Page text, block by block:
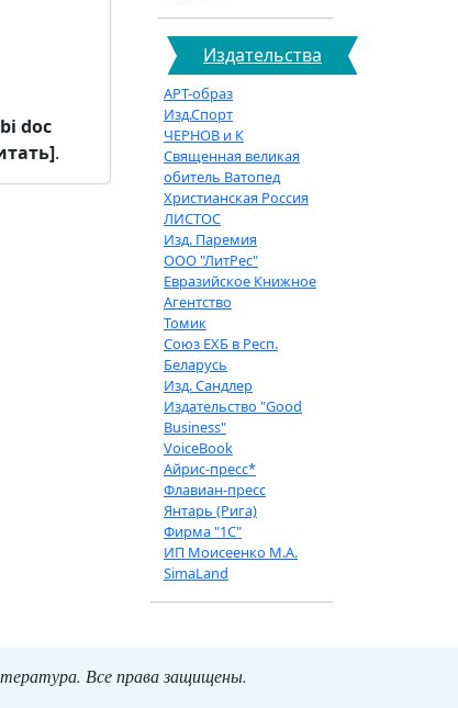
doc
.
Издательства
АРТ-образ
Изд.Спорт
ЧЕРНОВ и К
Священная великая
обитель Ватопед
Христианская Россия
ЛИСТОС
Изд. Паремия
ООО "ЛитРес"
Евразийское Книжное
Агентство
Томик
Союз ЕХБ в Респ.
Беларусь
Изд. Сандлер
Издательство "Good
Business"
VoiceBook
Айрис-пресс*
Флавиан-пресс
Янтарь (Рига)
Фирма "1С"
ИП Моисеенко М.А.
SimaLand
Все права защищены.